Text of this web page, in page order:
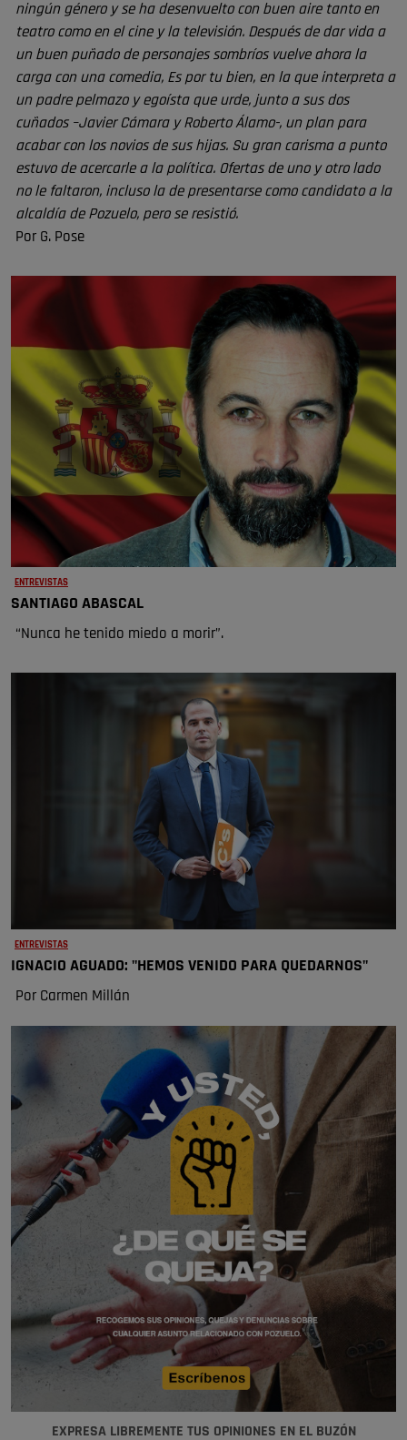
ningún género y se ha desenvuelto con buen aire tanto en
teatro como en el cine y la televisión. Después de dar vida a
un buen puñado de personajes sombríos vuelve ahora la
carga con una comedia, Es por tu bien, en la que interpreta a
un padre pelmazo y egoísta que urde, junto a sus dos
cuñados –Javier Cámara y Roberto Álamo-, un plan para
acabar con los novios de sus hijas. Su gran carisma a punto
estuvo de acercarle a la política. Ofertas de uno y otro lado
no le faltaron, incluso la de presentarse como candidato a la
alcaldía de Pozuelo, pero se resistió.
Por G. Pose
ENTREVISTAS
SANTIAGO ABASCAL
“Nunca he tenido miedo a morir”.
ENTREVISTAS
IGNACIO AGUADO: "HEMOS VENIDO PARA QUEDARNOS"
Por Carmen Millán
EXPRESA LIBREMENTE TUS OPINIONES EN EL BUZÓN